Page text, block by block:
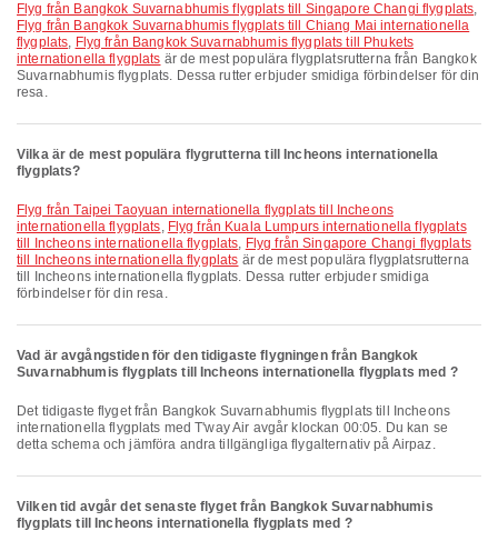
Flyg från Bangkok Suvarnabhumis flygplats till Singapore Changi flygplats,
Flyg från Bangkok Suvarnabhumis flygplats till Chiang Mai internationella
flygplats, Flyg från Bangkok Suvarnabhumis flygplats till Phukets
internationella flygplats är de mest populära flygplatsrutterna från Bangkok
Suvarnabhumis flygplats. Dessa rutter erbjuder smidiga förbindelser för din
resa.
Vilka är de mest populära flygrutterna till Incheons internationella
flygplats?
Flyg från Taipei Taoyuan internationella flygplats till Incheons
internationella flygplats, Flyg från Kuala Lumpurs internationella flygplats
till Incheons internationella flygplats, Flyg från Singapore Changi flygplats
till Incheons internationella flygplats är de mest populära flygplatsrutterna
till Incheons internationella flygplats. Dessa rutter erbjuder smidiga
förbindelser för din resa.
Vad är avgångstiden för den tidigaste flygningen från Bangkok
Suvarnabhumis flygplats till Incheons internationella flygplats med ?
Det tidigaste flyget från Bangkok Suvarnabhumis flygplats till Incheons
internationella flygplats med T'way Air avgår klockan 00:05. Du kan se
detta schema och jämföra andra tillgängliga flygalternativ på Airpaz.
Vilken tid avgår det senaste flyget från Bangkok Suvarnabhumis
flygplats till Incheons internationella flygplats med ?